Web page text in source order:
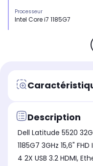
Processeur
Intel Core i7 1185G7
Mémoire vive
32 Go
fourni
Type de charnière
Standard
Wifi 5 (N/AC)
Description
Dell Latitude 5520
1185G7 3GHz 15,6"
4 2X USB 3.2 HDMI,